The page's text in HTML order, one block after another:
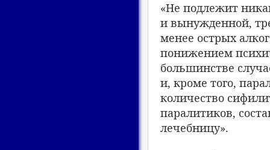
«Не подлежит
и вынужденной,
менее острых
понижением
большинстве
и, кроме того,
количество
паралитиков,
лечебницу».